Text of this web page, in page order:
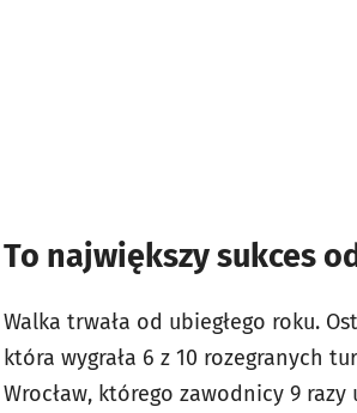
To największy sukces
Walka trwała od ubiegłego roku.
która wygrała 6 z 10 rozegranych
Wrocław, którego zawodnicy 9